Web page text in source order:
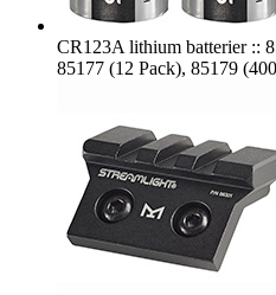
CR123A lithium batterier ::
85177 (12 Pack), 85179